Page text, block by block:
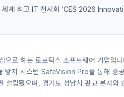
계 최고 IT 전시회 ‘CES 2026
으로 하는 로보틱스 소프트웨어 기업입
지 시스템 SafeVision Pro를 통해 중
설립됐으며, 경기도 성남시 판교 본사와